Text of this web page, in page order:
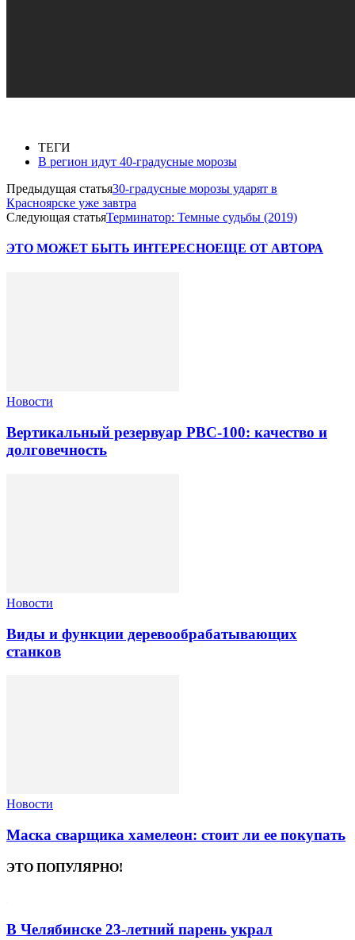
ТЕГИ
В регион идут 40-градусные морозы
Предыдущая статья30-градусные морозы ударят в
Красноярске уже завтра
Следующая статьяТерминатор: Темные судьбы (2019)
ЭТО МОЖЕТ БЫТЬ ИНТЕРЕСНОЕЩЕ ОТ АВТОРА
Новости
Вертикальный резервуар РВС-100: качество и
долговечность
Новости
Виды и функции деревообрабатывающих
станков
Новости
Маска сварщика хамелеон: стоит ли ее покупать
ЭТО ПОПУЛЯРНО!
В Челябинске 23-летний парень украл